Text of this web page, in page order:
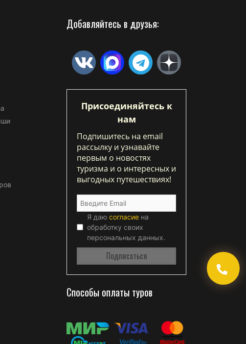
Добавляйтесь в друзья:
Присоединяйтесь к
нам
Подпишитесь на email
рассылку и узнавайте
первым о новостях
туризма и о интересных и
выгодных путешествиях!
Я даю согласие на
обработку своих
персональных данных.
Способы оплаты туров